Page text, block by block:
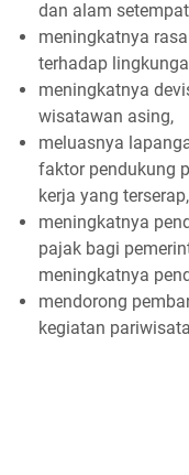
dan alam setempat
meningkatnya
terhadap
meningkatnya
wisatawan asing,
meluasnya
faktor pendukung
kerja yang terserap,
meningkatnya
pajak bagi
meningkatnya
mendorong
kegiatan